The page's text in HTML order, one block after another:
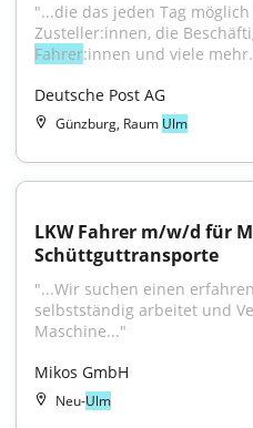
"...die das jeden Tag
Zusteller:innen, die
Fahrer:innen und viele
Deutsche Post AG
Günzburg, Raum Ulm
LKW Fahrer m/w/d für
Schüttguttransporte
"...Wir suchen einen
selbstständig arbeitet und
Maschine..."
Mikos GmbH
Neu-Ulm